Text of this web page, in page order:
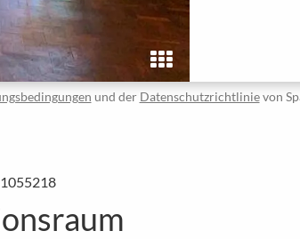
und der Datenschutzrichtlinievon